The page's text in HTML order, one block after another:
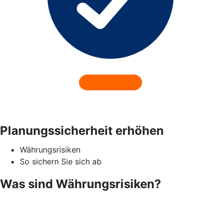
Planungssicherheit erhöhen
Währungsrisiken
So sichern Sie sich ab
Was sind Währungsrisiken?